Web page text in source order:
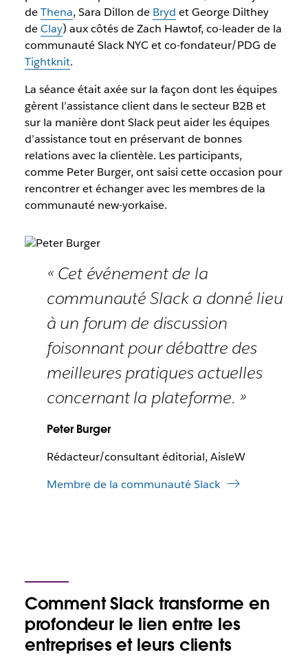
deThena, Sara Dillon de Bryd et George Dilthey
deClay) aux côtés de Zach Hawtof, co-leader de la
communauté Slack NYC et co-fondateur/PDG de
Tightknit.
La séance était axée sur la façon dont les équipes
gèrent l’assistance client dans le secteur B2B et
sur la manière dont Slack peut aider les équipes
d’assistance tout en préservant de bonnes
relations avec la clientèle. Les participants,
comme Peter Burger, ont saisi cette occasion pour
rencontrer et échanger avec les membres de la
communauté new-yorkaise.
« Cet événement de la
communauté Slack a donné lieu
à un forum de discussion
foisonnant pour débattre des
meilleures pratiques actuelles
concernant la plateforme. »
Peter Burger
Rédacteur/consultant éditorial, AisleW
Membre de la communauté Slack
Comment Slack transforme en
profondeur le lien entre les
entreprises et leurs clients